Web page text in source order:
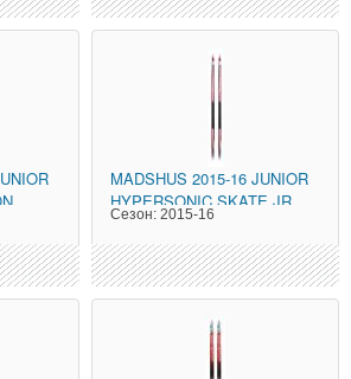
MADSHUS 2015-16 JUNIOR
HYPERSONIC SKATE JR
Сезон: 2015-16